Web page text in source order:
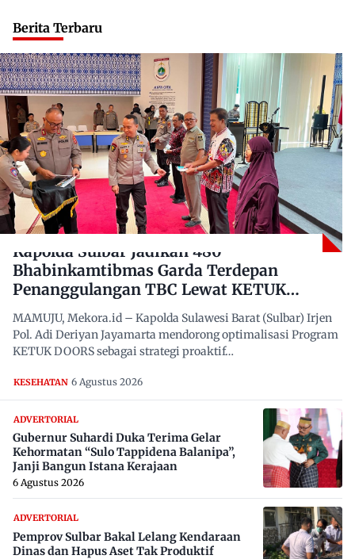
Berita Terbaru
Kapolda Sulbar Jadikan 480
Bhabinkamtibmas Garda Terdepan
Penanggulangan TBC Lewat KETUK
DOORS di 650 Desa
MAMUJU, Mekora.id – Kapolda Sulawesi Barat (Sulbar) Irjen
Pol. Adi Deriyan Jayamarta mendorong optimalisasi Program
KETUK DOORS sebagai strategi proaktif…
KESEHATAN 6 Agustus 2026
ADVERTORIAL
Gubernur Suhardi Duka Terima Gelar
Kehormatan “Sulo Tappidena Balanipa”,
Janji Bangun Istana Kerajaan
6 Agustus 2026
ADVERTORIAL
Pemprov Sulbar Bakal Lelang Kendaraan
Dinas dan Hapus Aset Tak Produktif